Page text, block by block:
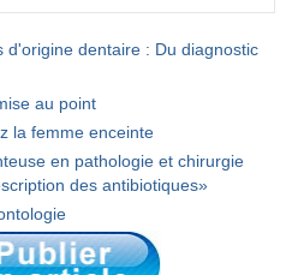
d'origine dentaire : Du diagnostic
au point
la femme enceinte
en pathologie et chirurgie
des antibiotiques»